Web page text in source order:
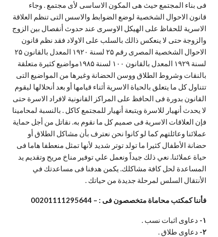
فى بناء المجتمع حيث هى المكون الاساسى لأى مجتمع . وجاء
قانون الاحوال الشخصية لوضع الضوابط والاسس التى تنظم العلاقة
الاسرية للحفاظ على الهيكل الاوسرى عند حدوث أنفصال بين الزوج
والزوجة حتى لا ينعكس ذالك بالسلب على الاولاد فقد نظم قانون
الاحوال الشخصية المصرى رقم ۲۵ لسنة ۱۹۲۰ المعدل بالقانون ۲۵
لسنة ۱۹۲۹ المعدل بالقانون ۱۰۰ لسنة ۱۹۸۵مواضيع كثيرة متعلقة
بالنقات وشروط الطلاق ووسن الحضانة وغيرها من المواضيع التى
تتناول كل ما يتعلق بالحياة الاسرية أثناء قيامها أو بعد أنحلالها ليقوم
القانون بدورة فى الحافظ على المراكز القانونية لافراد الاسرة حتى
لا يحدث أنهيار للاسرة ويتبعة أنهيار للمجتمع كاكل . بالنسبة لمحامينا
فإن العلاقات الاسرية فى صميم كل ما نقوم به. نقاتل من أجل حماية
عملائنا وعائلتهم كما لو كانوا نحن نعترف بأن مشاكل الطلاق أو
حضانة الأطفال كثيرا ما تولد توتر شديد لأنها تمثل منعطفا هاما فى
حياة عملائنا. نعي ذلك جيداً ونعمل علي توفير مناخ مريح وتقديم يد
المساعدة لحل كافة مشاكلك. يكمن هدفنا فى مساعدتك في
الأنتقال السلس لمرحلة جديدة من حياتك .
فأننا كمكتب محاماة متخصصون فى : – 00201111295644
۱-
دعاوى اثبات نسب .
۲- دعاوى طلاق .